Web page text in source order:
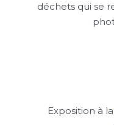
déchets qui se
Exposition à la